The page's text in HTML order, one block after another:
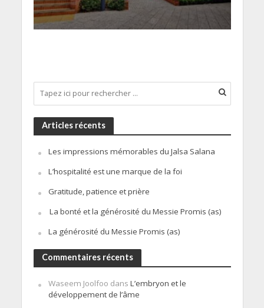
Articles récents
Les impressions mémorables du Jalsa Salana
L’hospitalité est une marque de la foi
Gratitude, patience et prière
La bonté et la générosité du Messie Promis (as)
La générosité du Messie Promis (as)
Commentaires récents
Waseem Joolfoo dans L’embryon et le
développement de l’âme